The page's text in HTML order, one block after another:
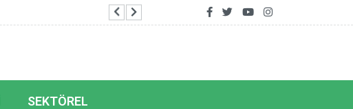
AFAD ile Gaziantep Büyükşehir Belediyesi
SEKTÖREL